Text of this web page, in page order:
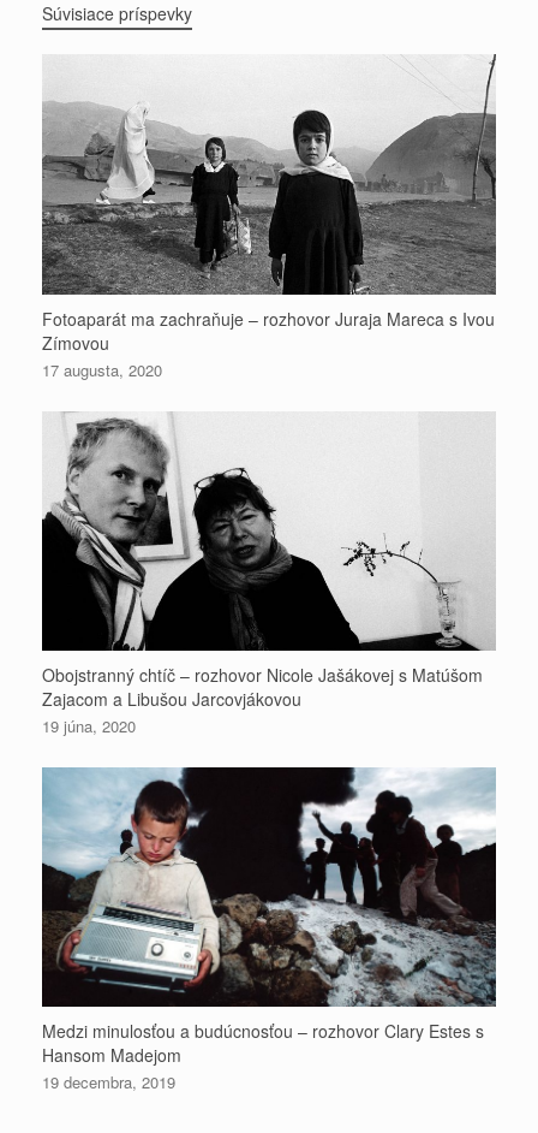
Súvisiace príspevky
Fotoaparát ma zachraňuje – rozhovor Juraja Mareca s Ivou
Zímovou
17 augusta, 2020
Obojstranný chtíč – rozhovor Nicole Jašákovej s Matúšom
Zajacom a Libušou Jarcovjákovou
19 júna, 2020
Medzi minulosťou a budúcnosťou – rozhovor Clary Estes s
Hansom Madejom
19 decembra, 2019